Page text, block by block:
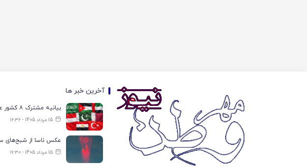
آخرین خبر ها
15 مرداد 1405 - ۱۶:۳۶
15 مرداد 1405 - ۱۶:۳۰